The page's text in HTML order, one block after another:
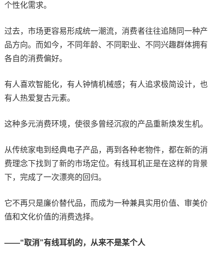
个性化需求。
过去，市场更容易形成统一潮流，消费者往往追随同一种产
品方向。而如今，不同年龄、不同职业、不同兴趣群体拥有
各自的消费偏好。
有人喜欢智能化，有人钟情机械感；有人追求极简设计，也
有人热爱复古元素。
这种多元消费环境，使很多曾经沉寂的产品重新焕发生机。
从传统家电到经典电子产品，再到各种老物件，都在新的消
费理念下找到了新的市场定位。有线耳机正是在这样的背景
下，完成了一次漂亮的回归。
它不再只是廉价替代品，而成为一种兼具实用价值、审美价
值和文化价值的消费选择。
——“取消”有线耳机的，从来不是某个人